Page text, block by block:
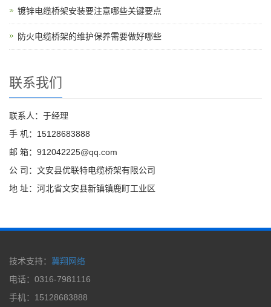
镀锌电缆桥架安装要注意哪些关键要点
防火电缆桥架的维护保养需要做好哪些
联系我们
联系人：于经理
手 机：15128683888
邮 箱：912042225@qq.com
公 司：文安县优联特电缆桥架有限公司
地 址：河北省文安县新镇镇鹿町工业区
技术支持： 冀翔网络
电话：0316-7981116
手机：15128683888